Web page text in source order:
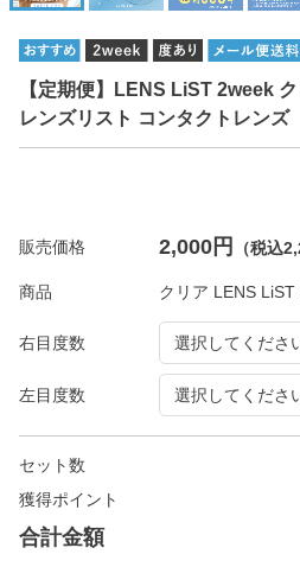
【定期便】LENS LiST 2week
レンズリスト コンタクトレンズ
販売価格 2,000円 （税込
商品
右目度数
左目度数
セット数
獲得ポイント
合計金額